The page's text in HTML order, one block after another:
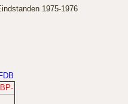
1975-1976
BP-